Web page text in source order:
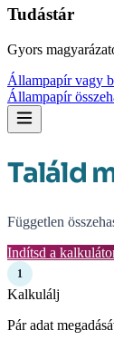
Tudástár
Gyors
Állampapír vagy
Állampapír
Találd
Független
Indítsd a
1
Kalkulálj
Pár adat